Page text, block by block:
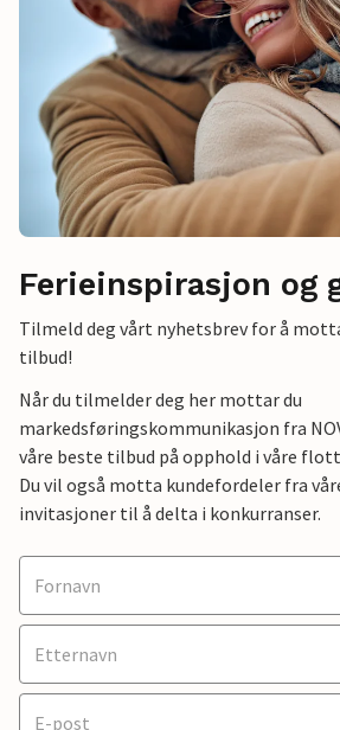
Ferieinspirasjon og
Tilmeld deg vårt nyhetsbrev for å
tilbud!
Når du tilmelder deg her mottar du
markedsføringskommunikasjon fra
våre beste tilbud på opphold i våre
Du vil også motta kundefordeler fra
invitasjoner til å delta i konkurranser.